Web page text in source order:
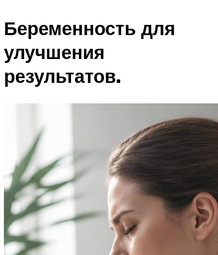
Беременность для
улучшения
результатов.